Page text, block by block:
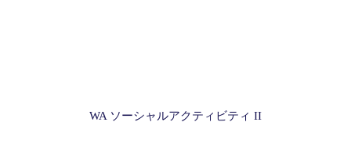
WA ソーシャルアクティビティ II